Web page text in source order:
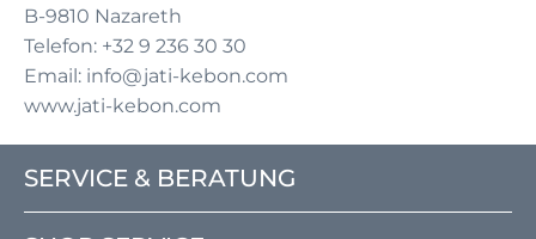
B-9810 Nazareth
Telefon: +32 9 236 30 30
Email: info@jati-kebon.com
www.jati-kebon.com
SERVICE & BERATUNG